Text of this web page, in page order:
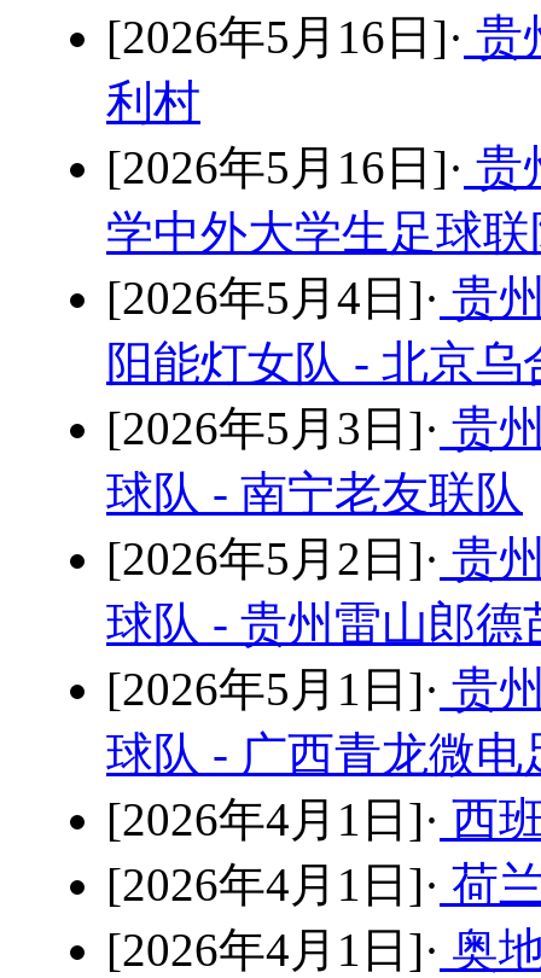
[2026年5月16日]· 贵
利村
[2026年5月16日]· 贵
学中外大学生足球
[2026年5月4日]· 贵
阳能灯女队 - 北京
[2026年5月3日]· 贵
球队 - 南宁老友联队
[2026年5月2日]· 贵
球队 - 贵州雷山郎德
[2026年5月1日]· 贵
球队 - 广西青龙微电
[2026年4月1日]· 西
[2026年4月1日]· 荷
[2026年4月1日]· 奥